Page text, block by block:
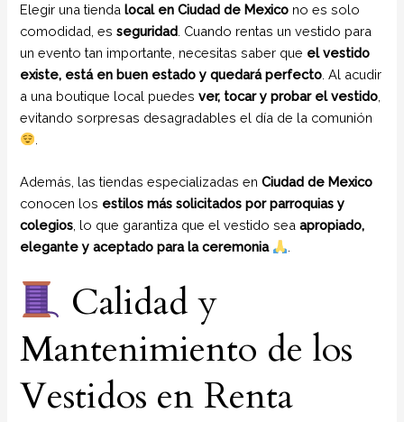
Elegir una tiendalocal en Ciudad de Mexico no es solo
comodidad, esseguridad . Cuando rentas un vestido para
un evento tan importante, necesitas saber que el vestido
existe, está en buen estado y quedará perfecto . Al acudir
a una boutique local puedesver, tocar y probar el vestido
evitando sorpresas desagradables el día de la comunión
Además, las tiendas especializadas enCiudad de Mexico
conocen los estilos más solicitados por parroquias y
colegios , lo que garantiza que el vestido seaapropiado,
elegante y aceptado para la ceremonia
Calidad y
Mantenimiento de los
Vestidos en Renta